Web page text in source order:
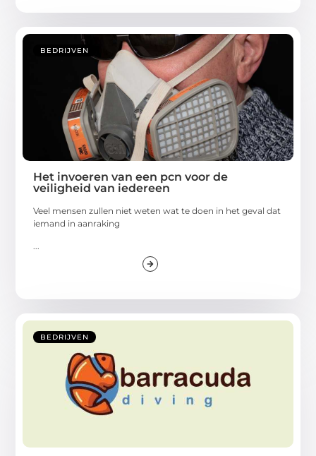
BEDRIJVEN
Het invoeren van een pcn voor de
veiligheid van iedereen
Veel mensen zullen niet weten wat te doen in het geval dat
iemand in aanraking
...
BEDRIJVEN